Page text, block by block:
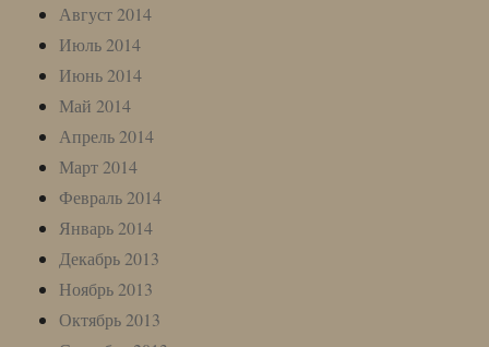
Август 2014
Июль 2014
Июнь 2014
Май 2014
Апрель 2014
Март 2014
Февраль 2014
Январь 2014
Декабрь 2013
Ноябрь 2013
Октябрь 2013